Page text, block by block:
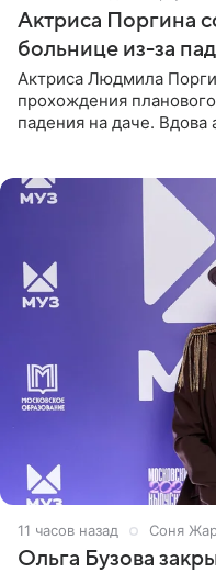
Актриса Поргина
больнице из-за
Актриса Людмила
прохождения
падения на даче. Вдова
11 часов назад Соня
Ольга Бузова